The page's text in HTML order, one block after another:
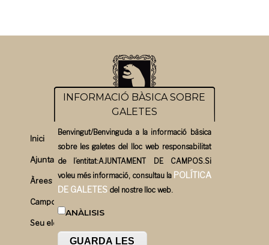
Inici
Ajuntament
Àrees
Campos un bon pla
Seu electrònica
INFORMACIÓ BÀSICA SOBRE
GALETES
Benvingut/Benvinguda a la informació bàsica
sobre les galetes del lloc web responsabilitat
de l’entitat:AJUNTAMENT DE CAMPOS.Si
voleu més informació, consultau la POLÍTICA
DE GALETES del nostre lloc web.
ANÀLISIS
GUARDA LES